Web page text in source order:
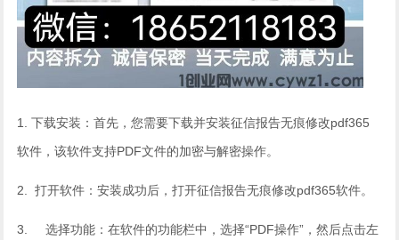
1. 下载安装‌：首先，您需要下载并安装征信报告无痕修改pdf365
软件，该软件支持PDF文件的加密与解密操作。
2. 打开软件‌：安装成功后，打开征信报告无痕修改pdf365软件。
3. ‌ 选择功能‌：在软件的功能栏中，选择“PDF操作”，然后点击左